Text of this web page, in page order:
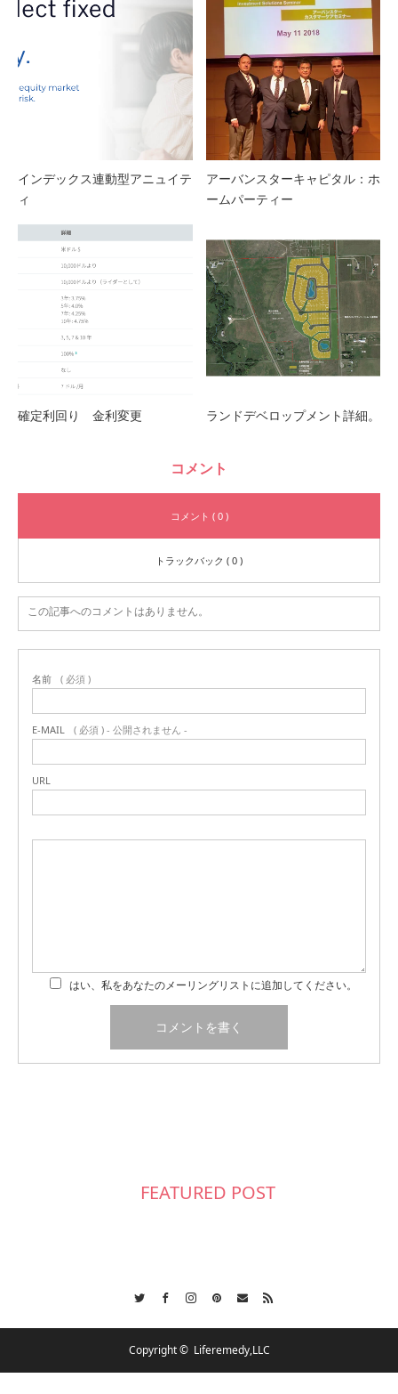
インデックス連動型アニュイテ
ィ
アーバンスターキャピタル：ホ
ームパーティー
確定利回り 金利変更 ランドデベロップメント詳細。
コメント
コメント ( 0 )
トラックバック ( 0 )
この記事へのコメントはありません。
名前 ( 必須 )
E-MAIL ( 必須 ) - 公開されません -
URL
はい、私をあなたのメーリングリストに追加してください。
FEATURED POST
Copyright © Liferemedy,LLC